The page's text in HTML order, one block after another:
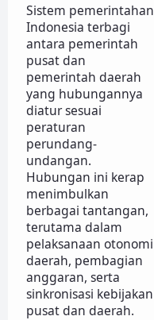
Sistem pemerintahan
Indonesia terbagi
antara pemerintah
pusat dan
pemerintah daerah
yang hubungannya
diatur sesuai
peraturan
perundang-
undangan.
Hubungan ini kerap
menimbulkan
berbagai tantangan,
terutama dalam
pelaksanaan otonomi
daerah, pembagian
anggaran, serta
sinkronisasi kebijakan
pusat dan daerah.